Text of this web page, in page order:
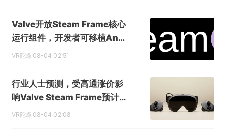
提交
Valve开放Steam Frame核心
运行组件，开发者可移植Andr
oid游戏与x86应用
VR陀螺 08-04 02:51
行业人士预测，受高通涨价影
响Valve Steam Frame预计
售价再涨500美元，或达150
VR陀螺 08-04 02:08